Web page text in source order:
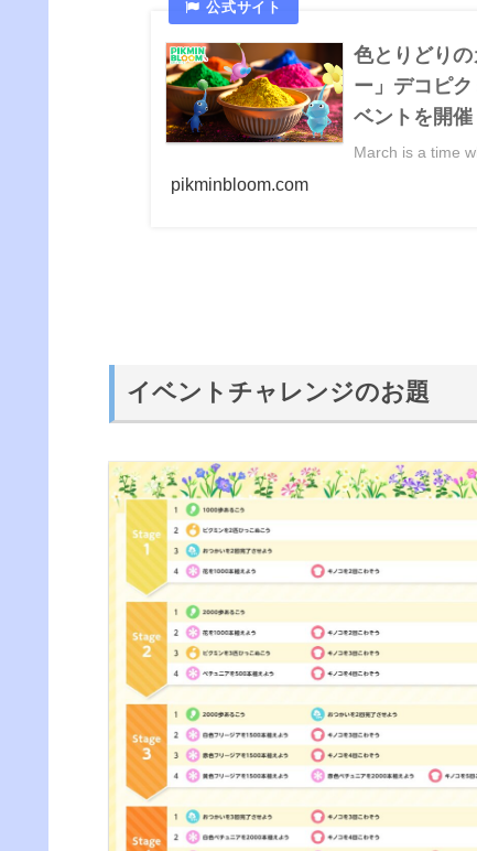
色とりどり
ー」デコピ
ベントを開
March is a time
pikminbloom.com
イベントチャレンジのお題